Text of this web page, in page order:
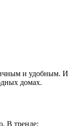
и удобным. И
домах.
В тренде: